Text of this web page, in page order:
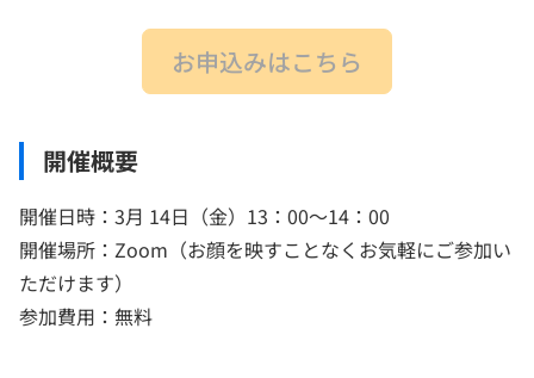
お申込みはこちら
開催概要
開催日時：3月 14日（金）13：00～14：00
開催場所：Zoom（お顔を映すことなくお気軽にご参加い
ただけます）
参加費用：無料